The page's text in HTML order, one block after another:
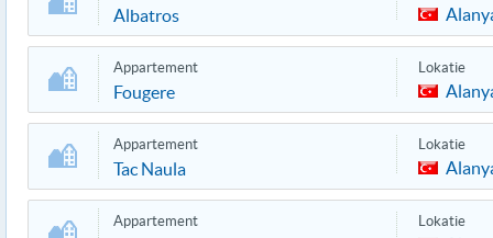
Albatros
Appartement
Fougere
Lokatie
Appartement
Tac Naula
Lokatie
Appartement Lokatie